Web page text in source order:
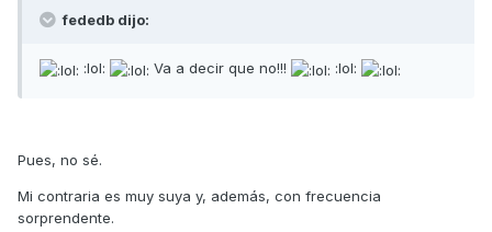
fededb dijo:
:lol: Va a decir que no!!! :lol:
Pues, no sé.
Mi contraria es muy suya y, además, con frecuencia
sorprendente.